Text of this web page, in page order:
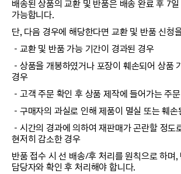
배송된 상품의 교환 및 반품은 배송 완료 후 7일
가능합니다.
단, 다음 경우에 해당한다면 교환 및 반품 신청
－교환 및 반품 가능 기간이 경과된 경우
－상품을 개봉하였거나 포장이 훼손되어 상품
경우
－고객 주문 확인 후 상품 제작에 들어가는 주
－구매자의 과실로 인해 제품이 멸실 또는 훼손
－시간의 경과에 의하여 재판매가 곤란할 정도
현저히 감소한 경우
반품 접수 시 선 배송/후 처리를 원칙으로 하며,
담당자와 확인 후 처리해야 합니다.